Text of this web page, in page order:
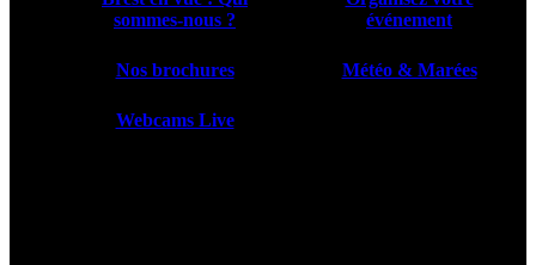
sommes-nous ?
événement
Nos brochures Météo & Marées
Webcams Live